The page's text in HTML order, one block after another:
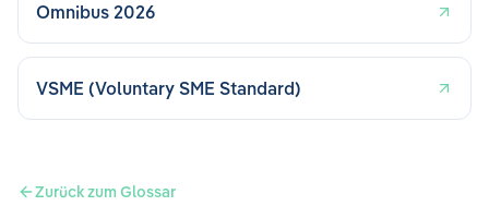
Omnibus 2026
VSME (Voluntary SME Standard)
Zurück zum Glossar